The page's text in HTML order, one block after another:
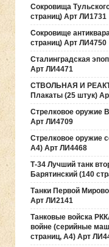
Сокровища
cтраниц) Арт ЛИ1731
Сокровище
страниц) Арт ЛИ4750
Сталинградская
Арт ЛИ4471
СТВОЛЬНАЯ И
Плакаты (25 штук)
Стрелковое оружие
Арт ЛИ4709
Стрелковое оружие
А4) Арт ЛИ4468
Т-34 Лучший танк
Барятинский (140
Танки Первой
Арт ЛИ2141
Танковые войска
войне (серийные
страниц, А4) Арт